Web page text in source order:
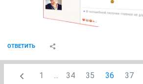
ОТВЕТИТЬ
1 ... 34 35 36 37